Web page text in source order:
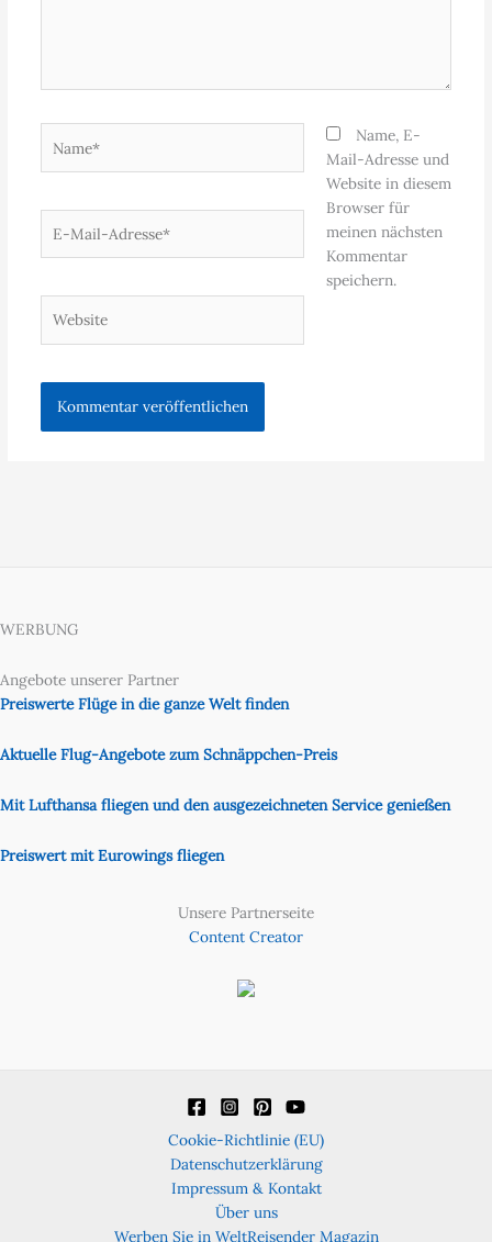
Mail-
Name, E-
Mail-Adresse und
Website in diesem
Browser für
meinen nächsten
Kommentar
speichern.
WERBUNG
Angebote unserer Partner
Preiswerte Flüge in die ganze Welt finden
Aktuelle Flug-Angebote zum Schnäppchen-Preis
Mit Lufthansa fliegen und den ausgezeichneten Service genießen
Preiswert mit Eurowings fliegen
Unsere Partnerseite
Content Creator
Cookie-Richtlinie (EU)
Datenschutzerklärung
Impressum & Kontakt
Über uns
Werben Sie in WeltReisender Magazin